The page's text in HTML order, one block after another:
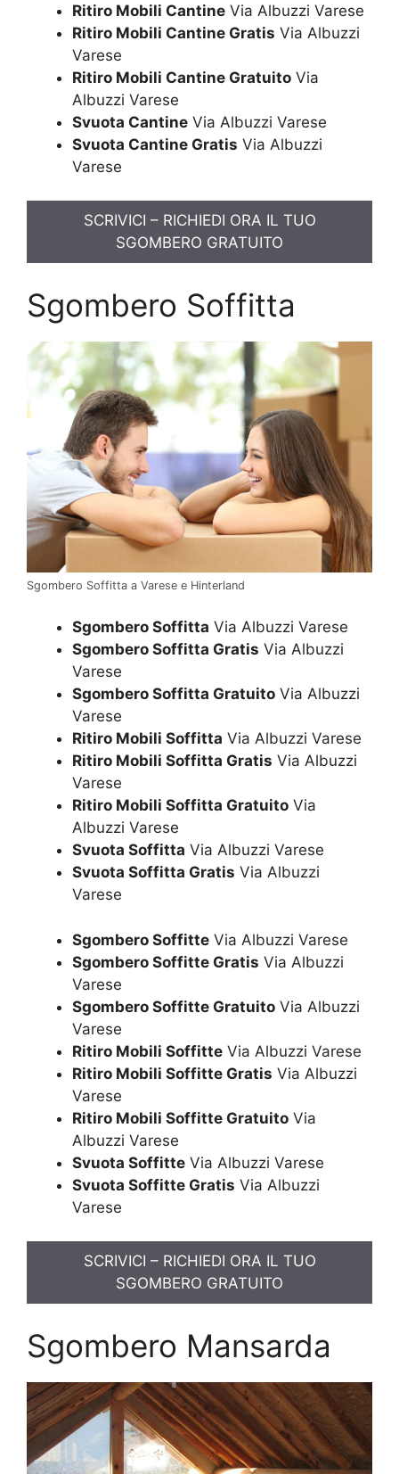
Ritiro Mobili Cantine Via Albuzzi Varese
Ritiro Mobili Cantine Gratis Via Albuzzi
Varese
Ritiro Mobili Cantine Gratuito Via
Albuzzi Varese
Svuota Cantine Via Albuzzi Varese
Svuota Cantine Gratis Via Albuzzi
Varese
SCRIVICI – RICHIEDI ORA IL TUO
SGOMBERO GRATUITO
Sgombero Soffitta
Sgombero Soffitta a Varese e Hinterland
Sgombero Soffitta Via Albuzzi Varese
Sgombero Soffitta Gratis Via Albuzzi
Varese
Sgombero Soffitta Gratuito Via Albuzzi
Varese
Ritiro Mobili Soffitta Via Albuzzi Varese
Ritiro Mobili Soffitta Gratis Via Albuzzi
Varese
Ritiro Mobili Soffitta Gratuito Via
Albuzzi Varese
Svuota Soffitta Via Albuzzi Varese
Svuota Soffitta Gratis Via Albuzzi
Varese
Sgombero Soffitte Via Albuzzi Varese
Sgombero Soffitte Gratis Via Albuzzi
Varese
Sgombero Soffitte Gratuito Via Albuzzi
Varese
Ritiro Mobili Soffitte Via Albuzzi Varese
Ritiro Mobili Soffitte Gratis Via Albuzzi
Varese
Ritiro Mobili Soffitte Gratuito Via
Albuzzi Varese
Svuota Soffitte Via Albuzzi Varese
Svuota Soffitte Gratis Via Albuzzi
Varese
SCRIVICI – RICHIEDI ORA IL TUO
SGOMBERO GRATUITO
Sgombero Mansarda